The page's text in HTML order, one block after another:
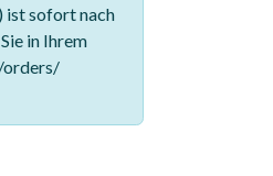
ist sofort nach
in Ihrem
orders/